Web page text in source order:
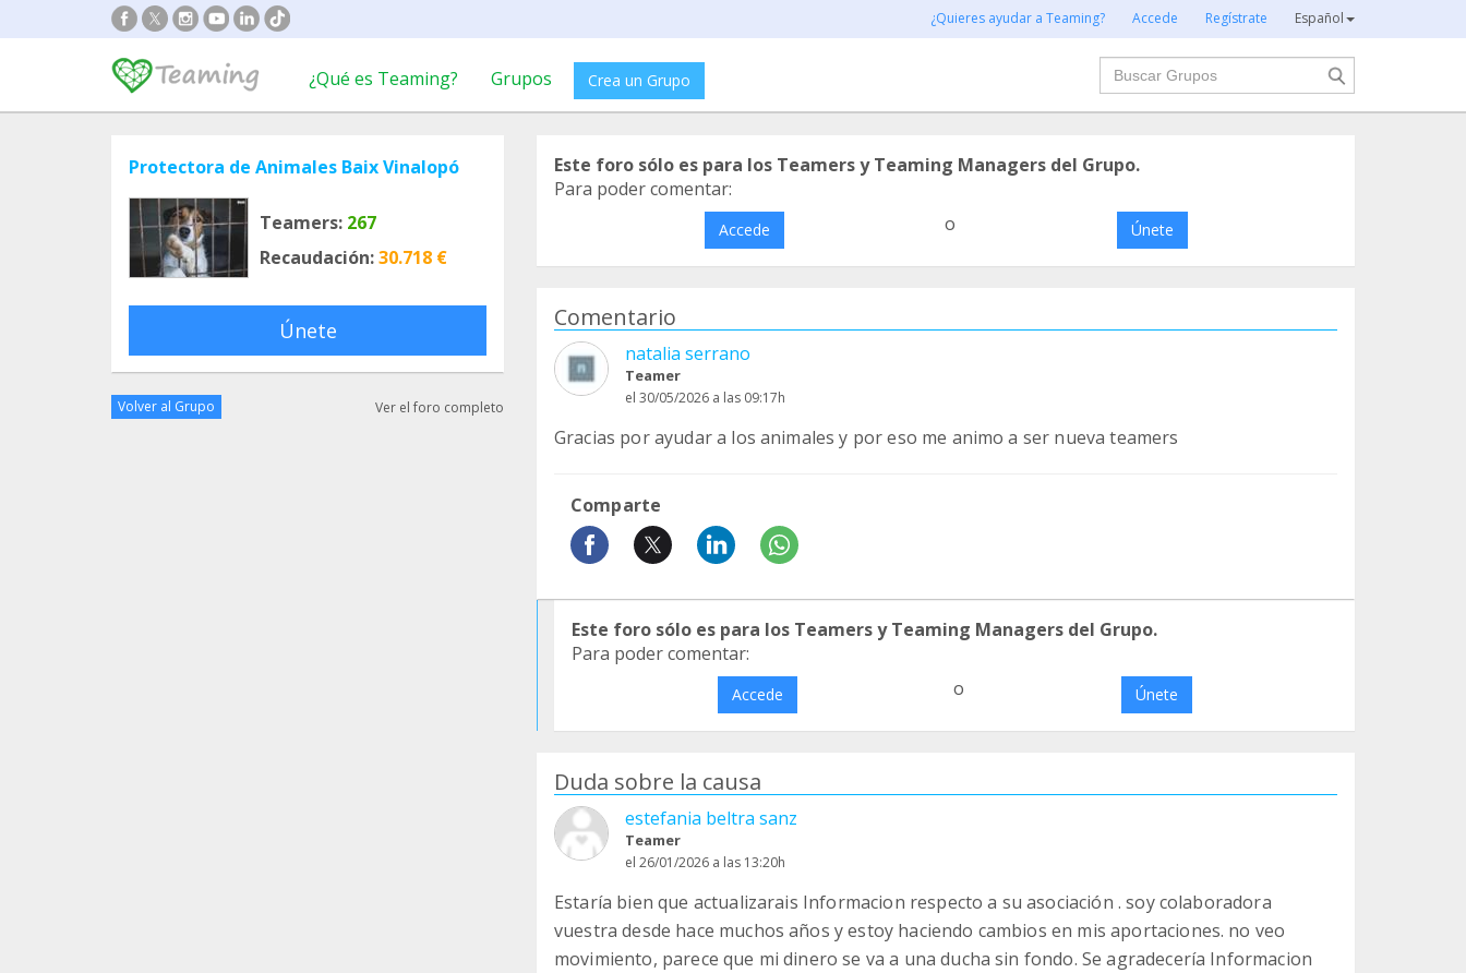
¿Quieres ayudar a Teaming? Accede Regístrate Español
¿Qué es Teaming? Grupos Crea un Grupo
Buscar
Protectora de Animales Baix Vinalopó
Teamers: 267
Recaudación:30.718 €
Únete
Volver al Grupo Ver el foro completo
Este foro sólo es para los Teamers y Teaming Managers del Grupo.
Para poder comentar:
Accede o Únete
Comentario
natalia serrano
Teamer
el 30/05/2026 a las 09:17h
Gracias por ayudar a los animales y por eso me animo a ser nueva teamers
Comparte
Este foro sólo es para los Teamers y Teaming Managers del Grupo.
Para poder comentar:
Accede o Únete
Duda sobre la causa
estefania beltra sanz
Teamer
el 26/01/2026 a las 13:20h
Estaría bien que actualizarais Informacion respecto a su asociación . soy colaboradora
vuestra desde hace muchos años y estoy haciendo cambios en mis aportaciones. no veo
movimiento, parece que mi dinero se va a una ducha sin fondo. Se agradecería Informacion